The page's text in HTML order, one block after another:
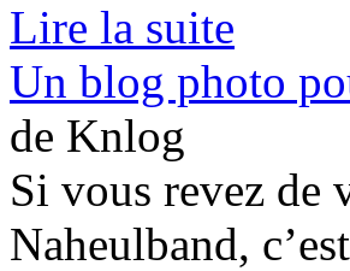
Lire la suite
Un blog photo
de Knlog
Si vous revez de
Naheulband,